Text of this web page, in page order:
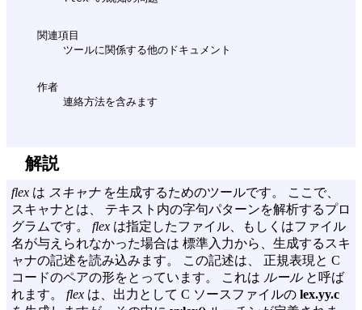
    関連項目
    作者
解説
flex は スキャナを生成するためのツールです。 ここで、
スキャナとは、 テキスト内の字句パターンを解析するプロ
グラムです。 flex は指定したファイル、もしくはファイル
名が与えられなかった場合は 標準入力から、生成するスキ
ャナの記述を読み込みます。 この記述は、 正規表現と C
コードのペアの形をとっています。 これは ルールと呼ば
れます。 flex は、出力として C ソースファイルの lex.yy.c